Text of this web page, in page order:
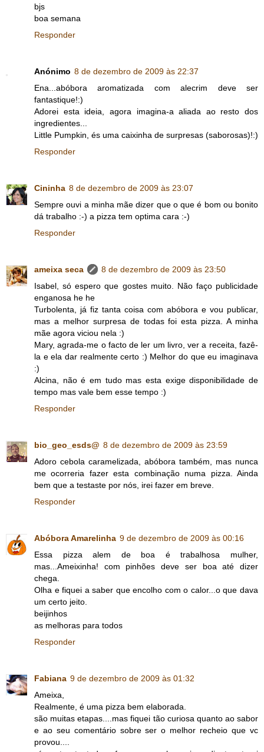
bjs
boa semana
Responder
Anónimo 8 de dezembro de 2009 às 22:37
Ena...abóbora aromatizada com alecrim deve ser
fantastique!:)
Adorei esta ideia, agora imagina-a aliada ao resto dos
ingredientes...
Little Pumpkin, és uma caixinha de surpresas (saborosas)!:)
Responder
Cininha 8 de dezembro de 2009 às 23:07
Sempre ouvi a minha mãe dizer que o que é bom ou bonito
dá trabalho :-) a pizza tem optima cara :-)
Responder
ameixa seca
8 de dezembro de 2009 às 23:50
Isabel, só espero que gostes muito. Não faço publicidade
enganosa he he
Turbolenta, já fiz tanta coisa com abóbora e vou publicar,
mas a melhor surpresa de todas foi esta pizza. A minha
mãe agora viciou nela :)
Mary, agrada-me o facto de ler um livro, ver a receita, fazê-
la e ela dar realmente certo :) Melhor do que eu imaginava
:)
Alcina, não é em tudo mas esta exige disponibilidade de
tempo mas vale bem esse tempo :)
Responder
bio_geo_esds@ 8 de dezembro de 2009 às 23:59
Adoro cebola caramelizada, abóbora também, mas nunca
me ocorreria fazer esta combinação numa pizza. Ainda
bem que a testaste por nós, irei fazer em breve.
Responder
Abóbora Amarelinha 9 de dezembro de 2009 às 00:16
Essa pizza alem de boa é trabalhosa mulher,
mas...Ameixinha! com pinhões deve ser boa até dizer
chega.
Olha e fiquei a saber que encolho com o calor...o que dava
um certo jeito.
beijinhos
as melhoras para todos
Responder
Fabiana 9 de dezembro de 2009 às 01:32
Ameixa,
Realmente, é uma pizza bem elaborada.
são muitas etapas....mas fiquei tão curiosa quanto ao sabor
e ao seu comentário sobre ser o melhor recheio que vc
provou....